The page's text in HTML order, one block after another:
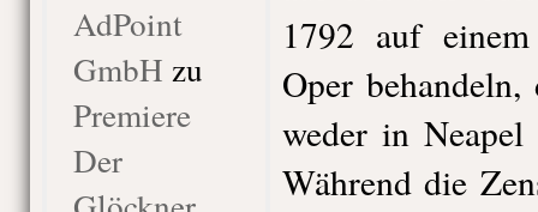
AdPoint
GmbH zu
Premiere
Der
1792 auf
Oper
weder in
Während die